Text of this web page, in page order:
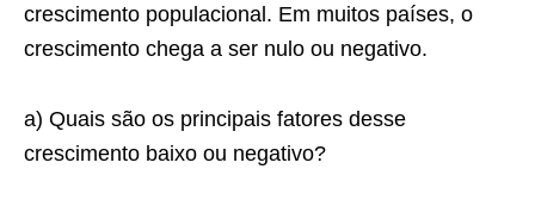
crescimento populacional. Em muitos países, o
crescimento chega a ser nulo ou negativo.
a) Quais são os principais fatores desse
crescimento baixo ou negativo?